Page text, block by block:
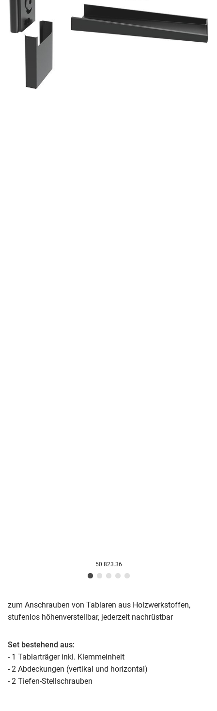
50.823.36
zum Anschrauben von Tablaren aus Holzwerkstoffen,
stufenlos höhenverstellbar, jederzeit nachrüstbar
Set bestehend aus:
- 1 Tablarträger inkl. Klemmeinheit
- 2 Abdeckungen (vertikal und horizontal)
- 2 Tiefen-Stellschrauben